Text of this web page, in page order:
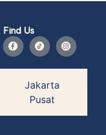
Find Us
Jakarta
Pusat